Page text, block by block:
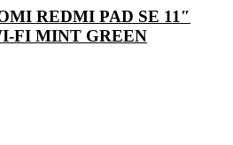
REDMI PAD SE 11″
FI MINT GREEN